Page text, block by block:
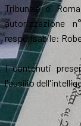
Tribunale di
autorizzazione
responsabile:
I contenuti
l'ausilio